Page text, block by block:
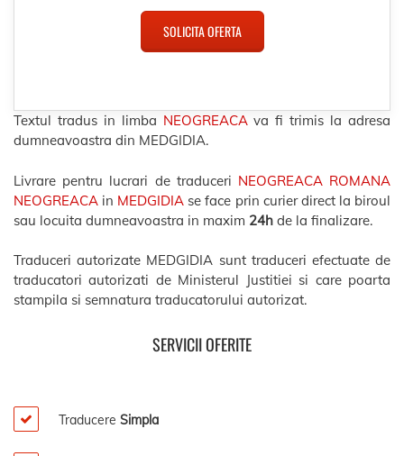
SOLICITA OFERTA
Textul tradus in limba NEOGREACAva fi trimis la adresa
dumneavoastra din MEDGIDIA.
Livrare pentru lucrari de traduceri NEOGREACA ROMANA
NEOGREACA in MEDGIDIA se face prin curier direct la biroul
sau locuita dumneavoastra in maxim 24h de la finalizare.
Traduceri autorizate MEDGIDIA sunt traduceri efectuate de
traducatori autorizati de Ministerul Justitiei si care poarta
stampila si semnatura traducatorului autorizat.
SERVICII OFERITE
Traducere Simpla